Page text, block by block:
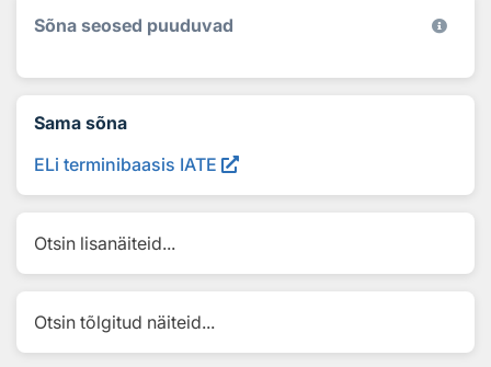
Sõna seosed puuduvad
Sama sõna
ELi terminibaasis IATE
Otsin lisanäiteid...
Otsin tõlgitud näiteid...